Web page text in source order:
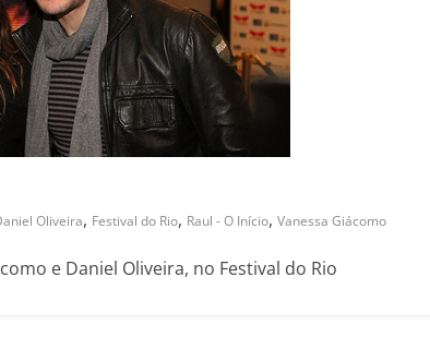
Oliveira, Festival do Rio, Raul - O Início, Vanessa Giácomo
e Daniel Oliveira, no Festival do Rio